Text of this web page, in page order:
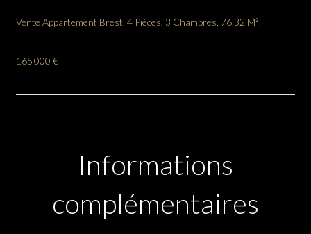
Vente Appartement Brest, 4 Pièces, 3 Chambres, 76.32 M²,
165 000 €
Informations
complémentaires